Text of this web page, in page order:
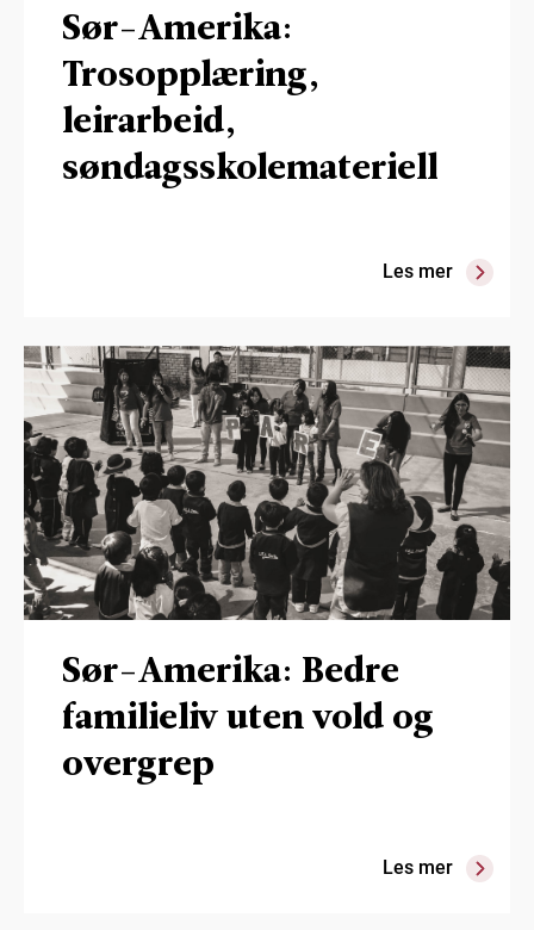
Sør-Amerika:
Trosopplæring,
leirarbeid,
søndagsskolemateriell
Les mer
Sør-Amerika: Bedre
familieliv uten vold og
overgrep
Les mer